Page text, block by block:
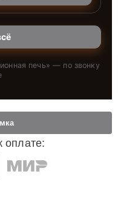
печь» — по звонку
оплате: